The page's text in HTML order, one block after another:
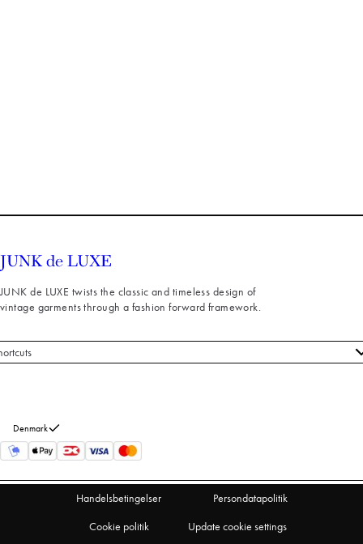
JUNK de LUXE twists the classic and timeless design of
vintage garments through a fashion forward framework.
styles
Denmark
Handelsbetingelser
Persondatapolitik
Cookie politik
Update cookie settings